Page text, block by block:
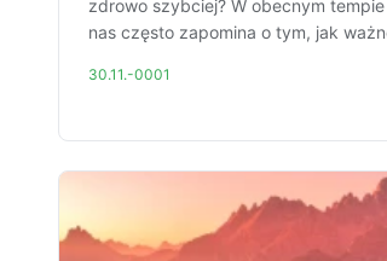
zdrowo szybciej? W obecnym
nas często zapomina o tym, jak
30.11.-0001